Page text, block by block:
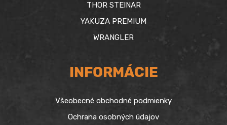
THOR STEINAR
YAKUZA PREMIUM
WRANGLER
INFORMÁCIE
Všeobecné obchodné podmienky
Ochrana osobných údajov